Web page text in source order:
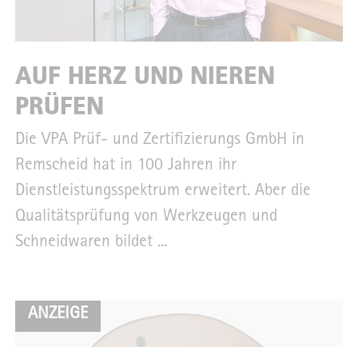
AUF HERZ UND NIEREN
PRÜFEN
Die VPA Prüf- und Zertifizierungs GmbH in
Remscheid hat in 100 Jahren ihr
Dienstleistungsspektrum erweitert. Aber die
Qualitätsprüfung von Werkzeugen und
Schneidwaren bildet ...
ANZEIGE